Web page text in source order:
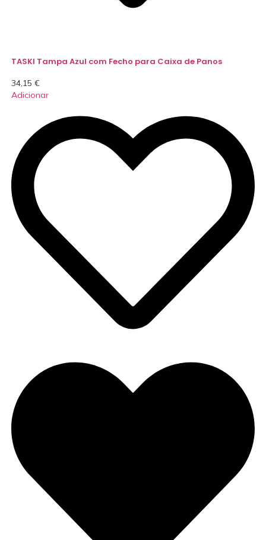
TASKI Tampa Azul com Fecho para Caixa de Panos
34,15 €
Adicionar